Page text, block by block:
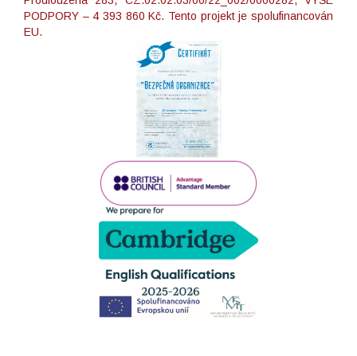
PODPORY – 4 393 860 Kč. Tento projekt je spolufinancován
EU.